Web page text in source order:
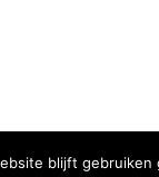
blijft